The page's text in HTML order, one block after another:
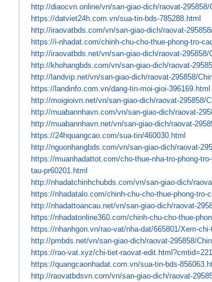
http://diaocvn.online/vn/san-giao-dich/raovat-295858/
https://datviet24h.com.vn/sua-tin-bds-785288.html
http://iraovatbds.com/vn/san-giao-dich/raovat-
https://i-nhadat.com/chinh-chu-cho-thue-phong-tro-
http://iraovatbds.net/vn/san-giao-dich/raovat-295858/
http://khohangbds.com/vn/san-giao-dich/raovat-
http://landvip.net/vn/san-giao-dich/raovat-295858/
https://landinfo.com.vn/dang-tin-moi-gioi-396169.html
http://moigioivn.net/vn/san-giao-dich/raovat-295858/
http://muabannhavn.com/vn/san-giao-dich/raovat-
http://muabannhavn.net/vn/san-giao-dich/raovat-
https://24hquangcao.com/sua-tin/460030.html
http://nguonhangbds.com/vn/san-giao-dich/raovat-
https://muanhadattot.com/cho-thue-nha-tro-phong-
tau-pr60201.html
http://nhadatchinhchubds.com/vn/san-giao-dich/
https://nhadatalo.com/chinh-chu-cho-thue-phong-tro-
http://nhadattoancau.net/vn/san-giao-dich/raovat-
https://nhadatonline360.com/chinh-chu-cho-thue-
https://nhanhgon.vn/rao-vat/nha-dat/665801/Xem-chi-
http://pmbds.net/vn/san-giao-dich/raovat-295858/
https://rao-vat.xyz/chi-tiet-raovat-
https://quangcaonhadat.com.vn/sua-tin-bds-
http://raovatbdsvn.com/vn/san-giao-dich/raovat-